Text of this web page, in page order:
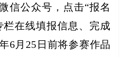
信公众号，点击“报名
在线填报信息、完成
6月25日前将参赛作品